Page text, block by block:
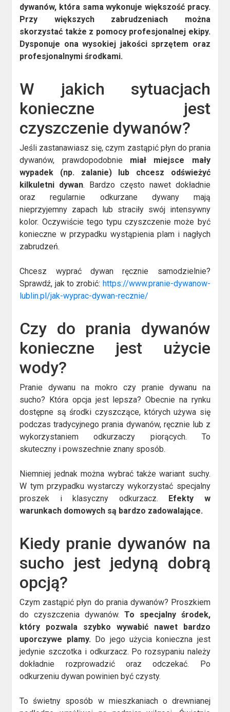
dywanów, która sama wykonuje większość pracy.
Przy większych zabrudzeniach można
skorzystać także z pomocy profesjonalnej ekipy.
Dysponuje ona wysokiej jakości sprzętem oraz
profesjonalnymi środkami.
W jakich sytuacjach
konieczne jest
czyszczenie dywanów?
Jeśli zastanawiasz się, czym zastąpić płyn do prania
dywanów, prawdopodobnie miał miejsce mały
wypadek (np. zalanie) lub chcesz odświeżyć
kilkuletni dywan. Bardzo często nawet dokładnie
oraz regularnie odkurzane dywany mają
nieprzyjemny zapach lub straciły swój intensywny
kolor. Oczywiście tego typu czyszczenie może być
konieczne w przypadku wystąpienia plam i nagłych
zabrudzeń.
Chcesz wyprać dywan ręcznie samodzielnie?
Sprawdź, jak to zrobić: https://www.pranie-dywanow-
lublin.pl/jak-wyprac-dywan-recznie/
Czy do prania dywanów
konieczne jest użycie
wody?
Pranie dywanu na mokro czy pranie dywanu na
sucho? Która opcja jest lepsza? Obecnie na rynku
dostępne są środki czyszczące, których używa się
podczas tradycyjnego prania dywanów, ręcznie lub z
wykorzystaniem odkurzaczy piorących. To
skuteczny i powszechnie znany sposób.
Niemniej jednak można wybrać także wariant suchy.
W tym przypadku wystarczy wykorzystać specjalny
proszek i klasyczny odkurzacz. Efekty w
warunkach domowych są bardzo zadowalające.
Kiedy pranie dywanów na
sucho jest jedyną dobrą
opcją?
Czym zastąpić płyn do prania dywanów? Proszkiem
do czyszczenia dywanów.To specjalny środek,
który pozwala szybko wywabić nawet bardzo
uporczywe plamy. Do jego użycia konieczna jest
jedynie szczotka i odkurzacz. Po rozsypaniu należy
dokładnie rozprowadzić oraz odczekać. Po
odkurzeniu dywan powinien być czysty.
To świetny sposób w mieszkaniach o drewnianej